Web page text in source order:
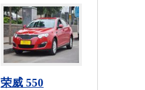
荣威 550